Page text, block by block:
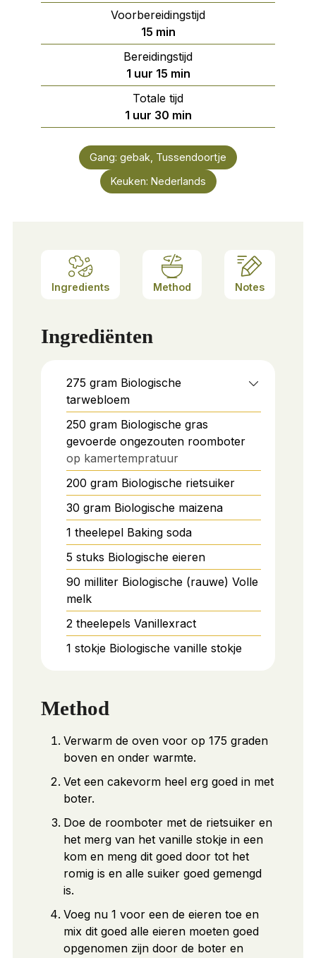
Voorbereidingstijd
15minuten
min
Bereidingstijd
1uur
uur 15minuten
min
Totale tijd
1uur
uur 30minuten
min
Gang: gebak, Tussendoortje
Keuken: Nederlands
Ingredients Method Notes
Ingrediënten
275 gram Biologische
tarwebloem
250 gram Biologische gras
gevoerde ongezouten roomboter
op kamertempratuur
200 gram Biologische rietsuiker
30 gram Biologische maizena
1 theelepel Baking soda
5 stuks Biologische eieren
90 milliter Biologische (rauwe) Volle
melk
2 theelepels Vanillexract
1 stokje Biologische vanille stokje
Method
Verwarm de oven voor op 175 graden
boven en onder warmte.
Vet een cakevorm heel erg goed in met
boter.
Doe de roomboter met de rietsuiker en
het merg van het vanille stokje in een
kom en meng dit goed door tot het
romig is en alle suiker goed gemengd
is.
Voeg nu 1 voor een de eieren toe en
mix dit goed alle eieren moeten goed
opgenomen zijn door de boter en